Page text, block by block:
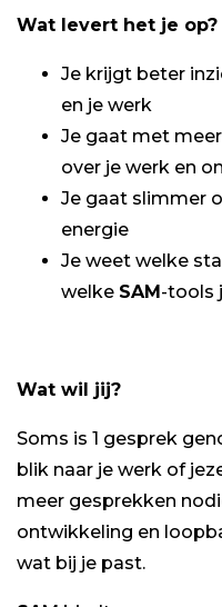
Wat levert het je op?
Je krijgt beter
en je werk
Je gaat met
over je werk en
Je gaat slimmer
energie
Je weet welke
welke SAM-tools
Wat wil jij?
Soms is 1 gesprek
blik naar je werk of
meer gesprekken
ontwikkeling en
wat bij je past.